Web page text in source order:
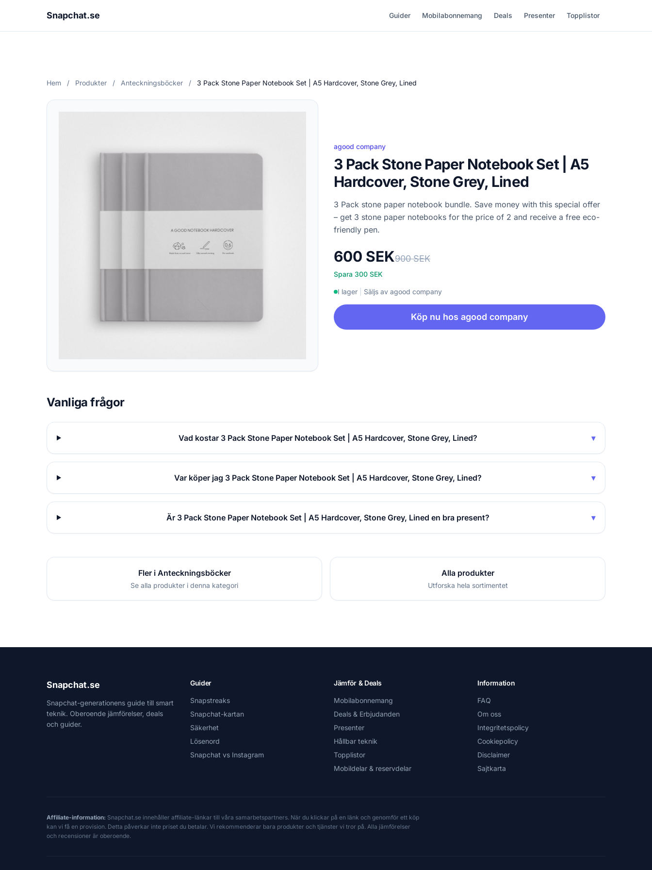
Snapchat.se Guider Mobilabonnemang Deals Presenter Topplistor
Hem / Produkter / Anteckningsböcker / 3 Pack Stone Paper Notebook Set | A5 Hardcover, Stone Grey, Lined
agood company
3 Pack Stone Paper Notebook Set | A5
Hardcover, Stone Grey, Lined
3 Pack stone paper notebook bundle. Save money with this special offer
– get 3 stone paper notebooks for the price of 2 and receive a free eco-
friendly pen.
600 SEK900 SEK
Spara 300 SEK
I lager Säljs av agood company
Köp nu hos agood company
Vanliga frågor
Vad kostar 3 Pack Stone Paper Notebook Set | A5 Hardcover, Stone Grey, Lined? ▾
Var köper jag 3 Pack Stone Paper Notebook Set | A5 Hardcover, Stone Grey, Lined? ▾
Är 3 Pack Stone Paper Notebook Set | A5 Hardcover, Stone Grey, Lined en bra present? ▾
Fler i Anteckningsböcker
Se alla produkter i denna kategori
Alla produkter
Utforska hela sortimentet
Snapchat.se
Snapchat-generationens guide till smart
teknik. Oberoende jämförelser, deals
och guider.
Guider
Snapstreaks
Snapchat-kartan
Säkerhet
Lösenord
Snapchat vs Instagram
Jämför & Deals
Mobilabonnemang
Deals & Erbjudanden
Presenter
Hållbar teknik
Topplistor
Mobildelar & reservdelar
Information
FAQ
Om oss
Integritetspolicy
Cookiepolicy
Disclaimer
Sajtkarta
Affiliate-information: Snapchat.se innehåller affiliate-länkar till våra samarbetspartners. När du klickar på en länk och genomför ett köp
kan vi få en provision. Detta påverkar inte priset du betalar. Vi rekommenderar bara produkter och tjänster vi tror på. Alla jämförelser
och recensioner är oberoende.